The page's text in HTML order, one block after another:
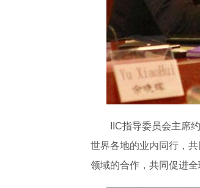
IIC指导委员会主席
世界各地的业内同行，
领域的合作，共同促进全